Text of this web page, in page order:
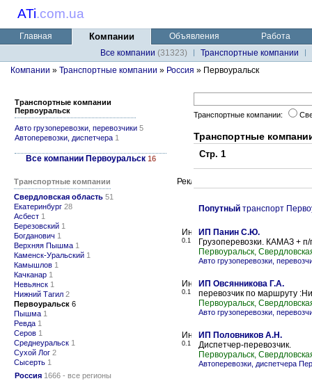
ATi.com.ua
Главная Компании Объявления
Работа
Все компании (31323)
Транспортные компании
Компании » Транспортные компании » Россия » Первоуральск
Транспортные компании
Первоуральск
Авто грузоперевозки, перевозчики 5
Автоперевозки, диспетчера 1
Все компании Первоуральск 16
Транспортные компании
Свердловская область 51
Екатеринбург 28
Асбест 1
Березовский 1
Богданович 1
Верхняя Пышма 1
Каменск-Уральский 1
Камышлов 1
Качканар 1
Невьянск 1
Нижний Тагил 2
Первоуральск 6
Пышма 1
Ревда 1
Серов 1
Среднеуральск 1
Сухой Лог 2
Сысерть 1
Россия 1666 - все регионы
Транспортные компании:
Транспортные
Стр. 1
Попутный транспорт
0.1
ИП Панин С.Ю.
Грузоперевозки. КАМАЗ +
Первоуральск,
Авто грузоперевозки,
0.1
ИП Овсянникова Г.А.
перевозчик по маршруту
Первоуральск,
Авто грузоперевозки,
0.1
ИП Половников А.Н.
Диспетчер-перевозчик.
Первоуральск,
Автоперевозки, диспетчера